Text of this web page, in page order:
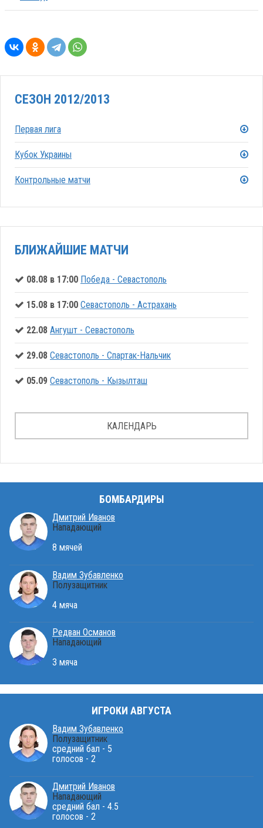
СЕЗОН 2012/2013
Первая лига
Кубок Украины
Контрольные матчи
БЛИЖАЙШИЕ МАТЧИ
08.08 в 17:00 Победа - Севастополь
15.08 в 17:00 Севастополь - Астрахань
22.08 Ангушт - Севастополь
29.08 Севастополь - Спартак-Нальчик
05.09 Севастополь - Кызылташ
КАЛЕНДАРЬ
БОМБАРДИРЫ
Дмитрий Иванов
Нападающий
8 мячей
Вадим Зубавленко
Полузащитник
4 мяча
Редван Османов
Нападающий
3 мяча
ИГРОКИ АВГУСТА
Вадим Зубавленко
Полузащитник
средний бал - 5
голосов - 2
Дмитрий Иванов
Нападающий
средний бал - 4.5
голосов - 2